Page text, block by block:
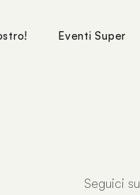
Eventi Super
Seguici su